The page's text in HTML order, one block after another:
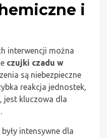
i
interwencji można
czujki czadu w
są niebezpieczne
reakcja jednostek,
jest kluczowa dla
intensywne dla